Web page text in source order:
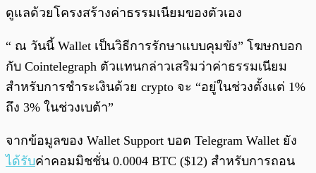
ดูแลด้วยโครงสร้างค่าธรรมเนียมของตัวเอง
“ ณ วันนี้ Wallet เป็นวิธีการรักษาแบบคุมขัง” โฆษกบอก
กับ Cointelegraph ตัวแทนกล่าวเสริมว่าค่าธรรมเนียม
สำหรับการชำระเงินด้วย crypto จะ “อยู่ในช่วงตั้งแต่ 1%
ถึง 3% ในช่วงเบต้า”
จากข้อมูลของ Wallet Support บอต Telegram Wallet ยัง
ได้รับค่าคอมมิชชั่น 0.0004 BTC ($12) สำหรับการถอน